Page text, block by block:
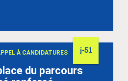
du parcours
À CANDIDATURES j-51